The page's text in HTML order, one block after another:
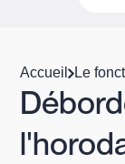
Accueil Le